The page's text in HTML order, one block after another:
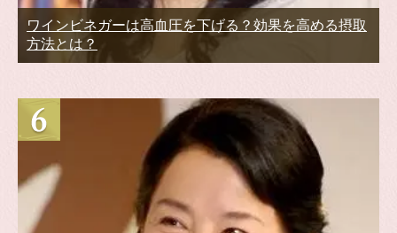
ワインビネガーは高血圧を下げる？効果を高める摂取
方法とは？